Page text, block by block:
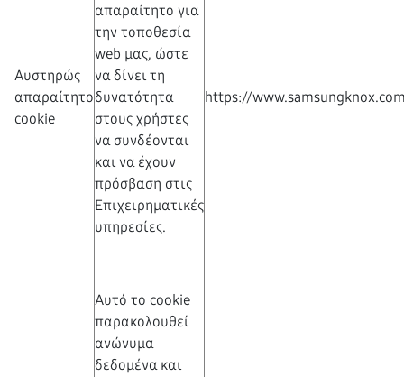
Αυστηρώς
απαραίτητο
cookie
απαραίτητο για
την τοποθεσία
web μας, ώστε
να δίνει τη
δυνατότητα
στους χρήστες
να συνδέονται
και να έχουν
πρόσβαση στις
Επιχειρηματικές
υπηρεσίες.
https://
Αυτό το cookie
παρακολουθεί
ανώνυμα
δεδομένα και